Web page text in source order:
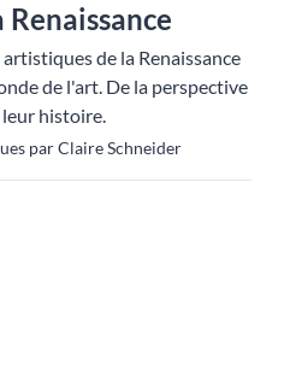
de la Renaissance
de l'art. De la perspective
leur histoire.
par Claire Schneider